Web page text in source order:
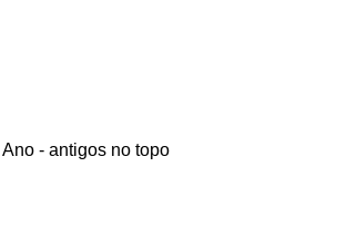
Ano - antigos no topo